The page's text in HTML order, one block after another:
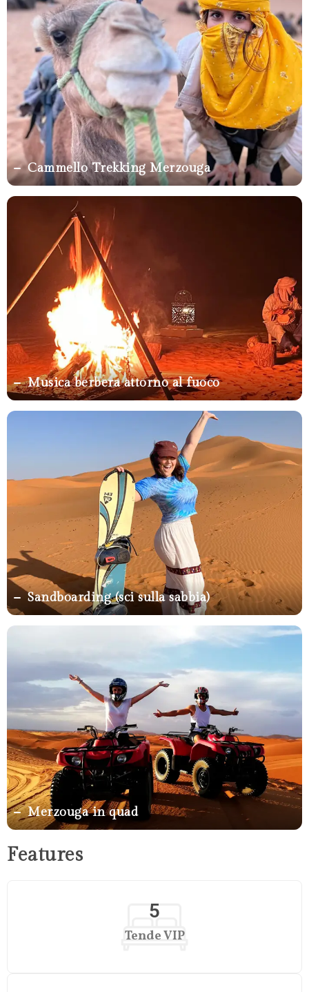
Cammello Trekking Merzouga
Musica berbera attorno al fuoco
Sandboarding (sci sulla sabbia)
Merzouga in quad
Features
Tende VIP
5